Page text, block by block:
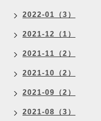
2022-01（3）
2021-12（1）
2021-11（2）
2021-10（2）
2021-09（2）
2021-08（3）